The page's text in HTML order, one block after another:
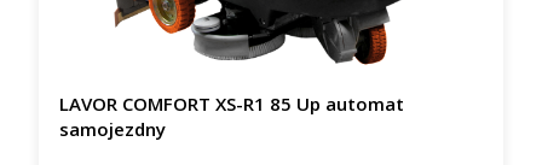
LAVOR COMFORT XS-R1 85 Up automat
samojezdny